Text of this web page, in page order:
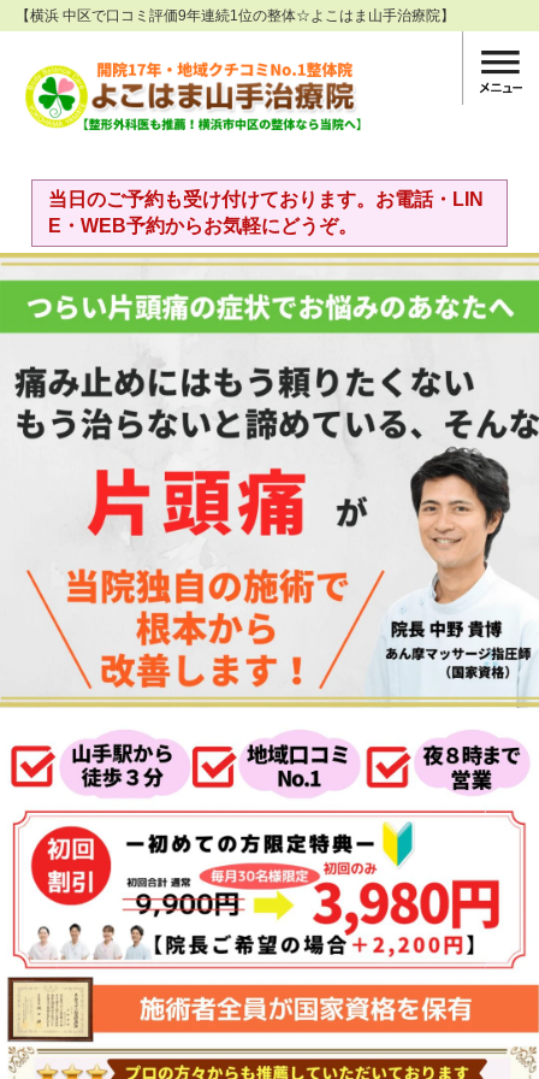
【横浜 中区で口コミ評価9年連続1位の整体☆よこはま山手治療院】
当日のご予約も受け付けております。お電話・LIN
E・WEB予約からお気軽にどうぞ。